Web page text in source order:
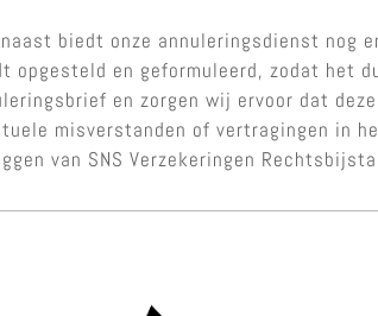
biedt onze annuleringsdienst nog
opgesteld en geformuleerd, zodat het
en zorgen wij ervoor dat
misverstanden of vertragingen in
van SNS Verzekeringen